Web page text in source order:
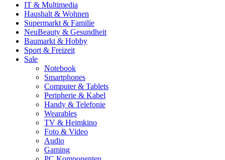
IT & Multimedia
Haushalt & Wohnen
Supermarkt & Familie
NeuBeauty & Gesundheit
Baumarkt & Hobby
Sport & Freizeit
Sale
Notebook
Smartphones
Computer & Tablets
Peripherie & Kabel
Handy & Telefonie
Wearables
TV & Heimkino
Foto & Video
Audio
Gaming